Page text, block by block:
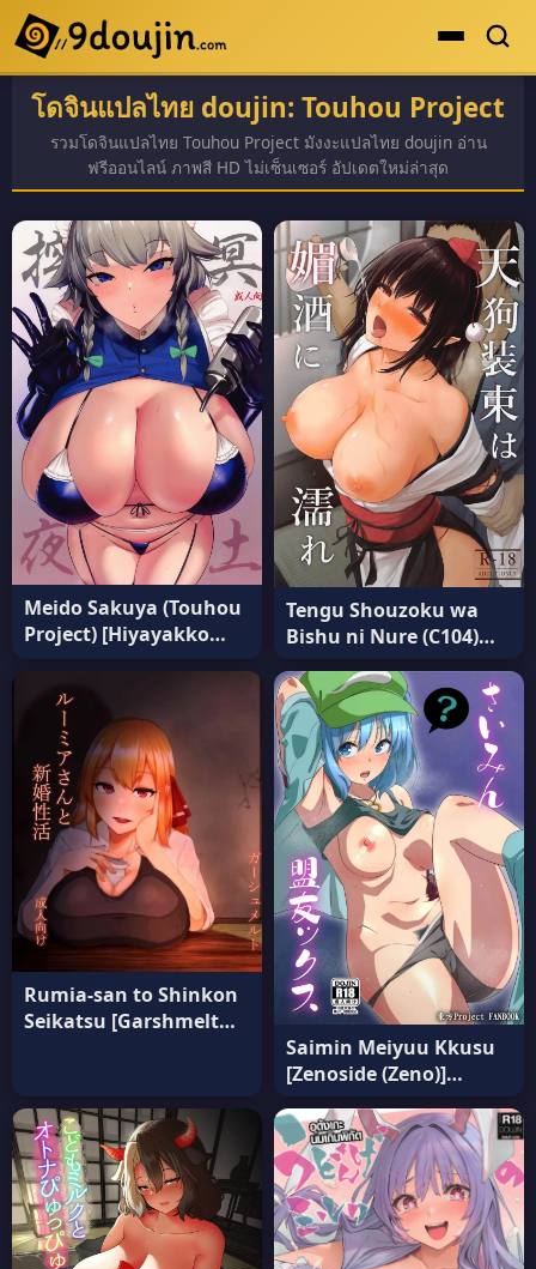
ดูเยอะสุด
คะแนนเยอะสุด
โดจินรูปสี
ระดับตำนาน
ยอดนิยม
เรื่องที่เก็บไว้
โดจินแปลไทย doujin: Touhou Project
รวมโดจินแปลไทย Touhou Project มังงะแปลไทย doujin อ่าน
ฟรีออนไลน์ ภาพสี HD ไม่เซ็นเซอร์ อัปเดตใหม่ล่าสุด
Meido Sakuya (Touhou
Project) [Hiyayakko
(SINKAI)] แปลไทย
Tengu Shouzoku wa
Bishu ni Nure (C104)
[Tekomenchi (Techi)]
แปลไทย
Rumia-san to Shinkon
Seikatsu [Garshmelt
Saimin Meiyuu Kkusu
[Zenoside (Zeno)]
(Touhou Project) อ่านฟรี